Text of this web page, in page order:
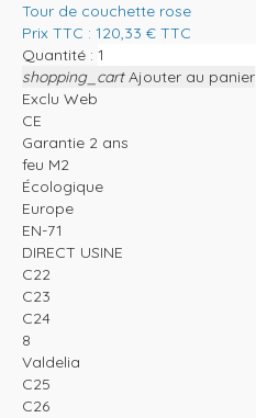
Tour de couchette rose
Prix TTC : 120,33 € TTC
Quantité :
shopping_cart Ajouter au panier
Exclu Web
CE
Garantie 2 ans
feu M2
Écologique
Europe
EN-71
DIRECT USINE
C22
C23
C24
8
Valdelia
C25
C26